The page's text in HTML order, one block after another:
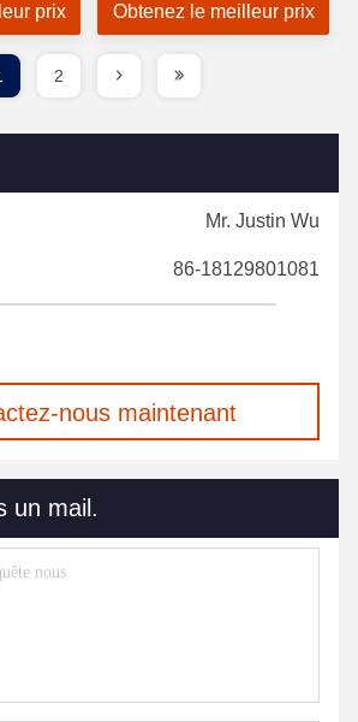
prix
stockage de la boîte
Obtenez le meilleur prix
2
Mr. Justin Wu
86-18129801081
nous maintenant
un mail.